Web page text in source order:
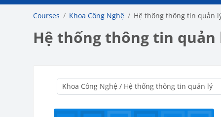
Courses Khoa Công Nghệ Hệ thống thông tin quản
Hệ thống thông tin quản